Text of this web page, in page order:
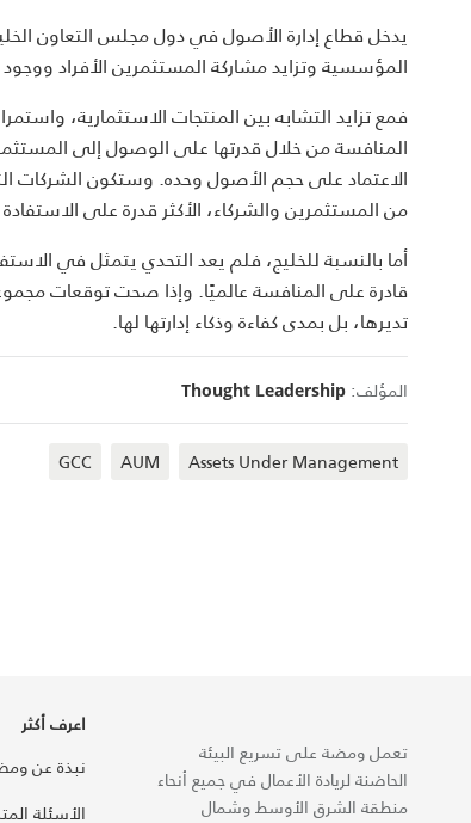
يدخل قطاع إدارة الأصول في دول مجلس التعاون
المؤسسية وتزايد مشاركة المستثمرين الأفراد
فمع تزايد التشابه بين المنتجات الاستثمارية،
المنافسة من خلال قدرتها على الوصول إلى
الاعتماد على حجم الأصول وحده. وستكون الشركات
من المستثمرين والشركاء، الأكثر قدرة على
أما بالنسبة للخليج، فلم يعد التحدي يتمثل في
تديرها، بل بمدى كفاءة وذكاء إدارتها لها.
المؤلف: Thought Leadership
Assets Under Management
AUM
GCC
تعمل ومضة على تسريع البيئة
الحاضنة لريادة الأعمال في جميع أنحاء
منطقة الشرق الأوسط وشمال
اعرف أكثر
نبذة عن
الأسئلة